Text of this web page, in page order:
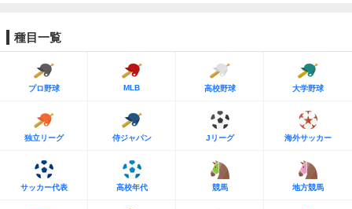
種目一覧
プロ野球 MLB 高校野球 大学野球
独立リーグ 侍ジャパン Jリーグ 海外サッカー
サッカー代表 高校年代 競馬 地方競馬